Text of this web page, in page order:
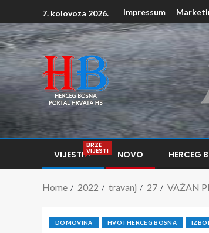
7. kolovoza 2026. Impressum
VIJESTI
BRZE
VIJESTI NOVO HERCEG
Home 2022 travanj 27 VAŽAN
DOMOVINA HVO I HERCEG BOSNA